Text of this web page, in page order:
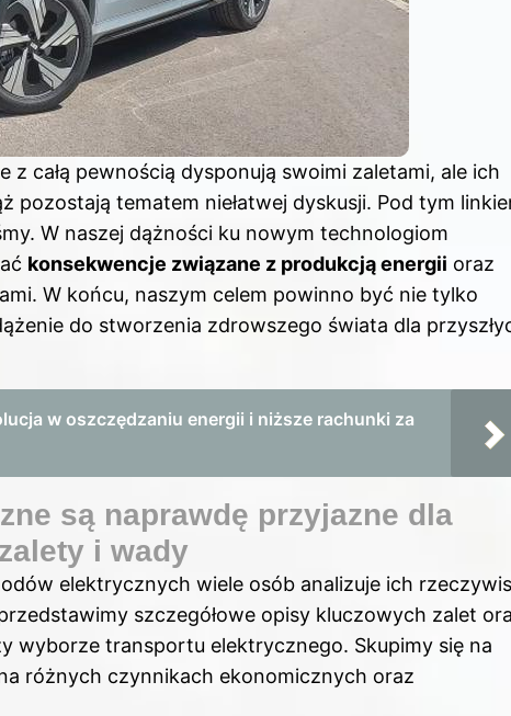
całą pewnością dysponują swoimi zaletami, ale ich
pozostają tematem niełatwej dyskusji. Pod tym
W naszej dążności ku nowym technologiom
konsekwencje związane z produkcją energii oraz
W końcu, naszym celem powinno być nie tylko
do stworzenia zdrowszego świata dla
w oszczędzaniu energii i niższe rachunki za
są naprawdę przyjazne dla
i wady
elektrycznych wiele osób analizuje ich
szczegółowe opisy kluczowych zalet
wyborze transportu elektrycznego. Skupimy się na
różnych czynnikach ekonomicznych oraz